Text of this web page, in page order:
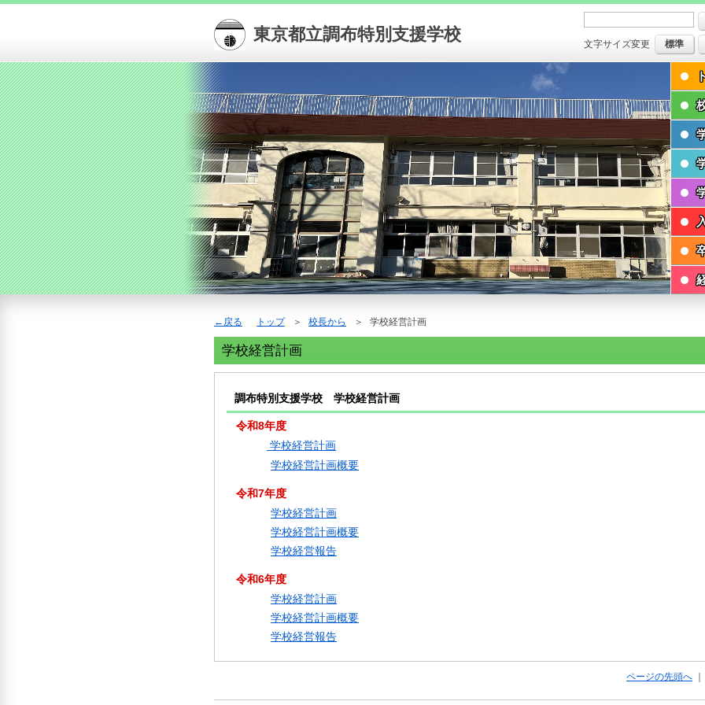
東京都立調布特別支援学校 文字サイズ変更 標準
戻る トップ 校長から 学校経営計画
学校経営計画
調布特別支援学校 学校経営計画
令和8年度
学校経営計画
学校経営計画概要
令和7年度
学校経営計画
学校経営計画概要
学校経営報告
令和6年度
学校経営計画
学校経営計画概要
学校経営報告
ページの先頭へ